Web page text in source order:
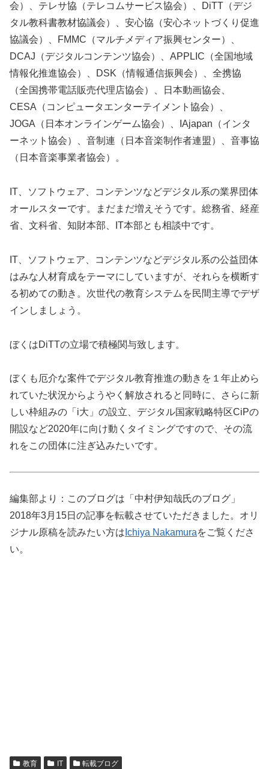
会）、テレサ協（テレコムサービス協会）、DiTT（デジ
タル教科書教材協議会）、安心協（安心ネットづくり促進
協議会）、FMMC（マルチメディア振興センター）、
DCAJ（デジタルコンテンツ協会）、APPLIC（全国地域
情報化推進協会）、DSK（情報通信振興会）、全携協
（全国携帯電話販売代理店協会）、日本動画協会、
CESA（コンピュータエンターテイメント協会）、
JOGA（日本オンラインゲーム協会）、IAjapan（インタ
ーネット協会）、音制連（日本音楽制作者連盟）、音事協
（日本音楽事業者協会）。
IT、ソフトウェア、コンテンツなどデジタル系の業界団体
オールスターです。まだまだ増えそうです。総務省、経産
省、文科省、知財本部、IT本部とも相談中です。
IT、ソフトウェア、コンテンツなどデジタル系の公益団体
はみな人材育成をテーマにしていますが、それらを横断す
る初めての動き。次世代の教育システムを民間主導でデザ
インしましょう。
ぼくはDiTTの立場で積極関与致します。
ぼくも厄介な案件でデジタル教育推進の動きを１年止めら
れていた状況からようやく解放されると同時に、さらに新
しい枠組みの「i大」の設立、デジタル国家戦略特区CiPの
開設など2020年に向け動くタイミングですので、その流
れをこの団体に注ぎ込みたいです。
編集部より：このブログは「中村伊知哉氏のブログ」
2018年3月15日の記事を転載させていただきました。オリ
ジナル原稿を読みたい方は Ichiya Nakamuraをご覧くださ
い。
教育 IT 転載ブログ